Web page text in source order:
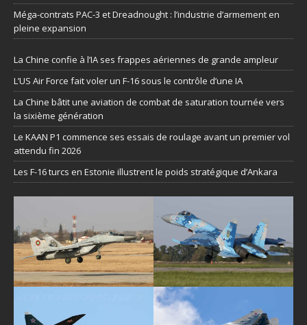
Méga-contrats PAC-3 et Dreadnought : l’industrie d’armement en
pleine expansion
La Chine confie à l’IA ses frappes aériennes de grande ampleur
L’US Air Force fait voler un F-16 sous le contrôle d’une IA
La Chine bâtit une aviation de combat de saturation tournée vers
la sixième génération
Le KAAN P1 commence ses essais de roulage avant un premier vol
attendu fin 2026
Les F-16 turcs en Estonie illustrent le poids stratégique d’Ankara